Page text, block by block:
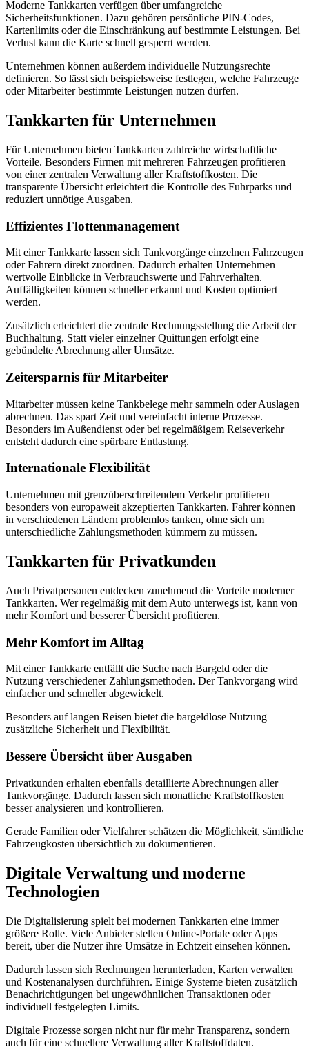
Moderne Tankkarten verfügen über umfangreiche
Sicherheitsfunktionen. Dazu gehören persönliche PIN-Codes,
Kartenlimits oder die Einschränkung auf bestimmte Leistungen. Bei
Verlust kann die Karte schnell gesperrt werden.
Unternehmen können außerdem individuelle Nutzungsrechte
definieren. So lässt sich beispielsweise festlegen, welche Fahrzeuge
oder Mitarbeiter bestimmte Leistungen nutzen dürfen.
Tankkarten für Unternehmen
Für Unternehmen bieten Tankkarten zahlreiche wirtschaftliche
Vorteile. Besonders Firmen mit mehreren Fahrzeugen profitieren
von einer zentralen Verwaltung aller Kraftstoffkosten. Die
transparente Übersicht erleichtert die Kontrolle des Fuhrparks und
reduziert unnötige Ausgaben.
Effizientes Flottenmanagement
Mit einer Tankkarte lassen sich Tankvorgänge einzelnen Fahrzeugen
oder Fahrern direkt zuordnen. Dadurch erhalten Unternehmen
wertvolle Einblicke in Verbrauchswerte und Fahrverhalten.
Auffälligkeiten können schneller erkannt und Kosten optimiert
werden.
Zusätzlich erleichtert die zentrale Rechnungsstellung die Arbeit der
Buchhaltung. Statt vieler einzelner Quittungen erfolgt eine
gebündelte Abrechnung aller Umsätze.
Zeitersparnis für Mitarbeiter
Mitarbeiter müssen keine Tankbelege mehr sammeln oder Auslagen
abrechnen. Das spart Zeit und vereinfacht interne Prozesse.
Besonders im Außendienst oder bei regelmäßigem Reiseverkehr
entsteht dadurch eine spürbare Entlastung.
Internationale Flexibilität
Unternehmen mit grenzüberschreitendem Verkehr profitieren
besonders von europaweit akzeptierten Tankkarten. Fahrer können
in verschiedenen Ländern problemlos tanken, ohne sich um
unterschiedliche Zahlungsmethoden kümmern zu müssen.
Tankkarten für Privatkunden
Auch Privatpersonen entdecken zunehmend die Vorteile moderner
Tankkarten. Wer regelmäßig mit dem Auto unterwegs ist, kann von
mehr Komfort und besserer Übersicht profitieren.
Mehr Komfort im Alltag
Mit einer Tankkarte entfällt die Suche nach Bargeld oder die
Nutzung verschiedener Zahlungsmethoden. Der Tankvorgang wird
einfacher und schneller abgewickelt.
Besonders auf langen Reisen bietet die bargeldlose Nutzung
zusätzliche Sicherheit und Flexibilität.
Bessere Übersicht über Ausgaben
Privatkunden erhalten ebenfalls detaillierte Abrechnungen aller
Tankvorgänge. Dadurch lassen sich monatliche Kraftstoffkosten
besser analysieren und kontrollieren.
Gerade Familien oder Vielfahrer schätzen die Möglichkeit, sämtliche
Fahrzeugkosten übersichtlich zu dokumentieren.
Digitale Verwaltung und moderne
Technologien
Die Digitalisierung spielt bei modernen Tankkarten eine immer
größere Rolle. Viele Anbieter stellen Online-Portale oder Apps
bereit, über die Nutzer ihre Umsätze in Echtzeit einsehen können.
Dadurch lassen sich Rechnungen herunterladen, Karten verwalten
und Kostenanalysen durchführen. Einige Systeme bieten zusätzlich
Benachrichtigungen bei ungewöhnlichen Transaktionen oder
individuell festgelegten Limits.
Digitale Prozesse sorgen nicht nur für mehr Transparenz, sondern
auch für eine schnellere Verwaltung aller Kraftstoffdaten.